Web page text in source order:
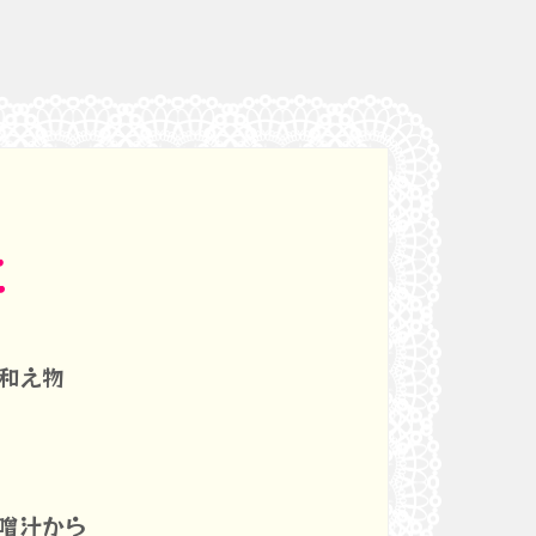
え物
汁から